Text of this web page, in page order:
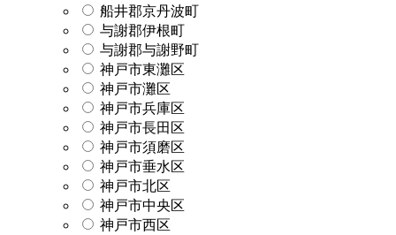
船井郡京丹波町
与謝郡伊根町
与謝郡与謝野町
神戸市東灘区
神戸市灘区
神戸市兵庫区
神戸市長田区
神戸市須磨区
神戸市垂水区
神戸市北区
神戸市中央区
神戸市西区